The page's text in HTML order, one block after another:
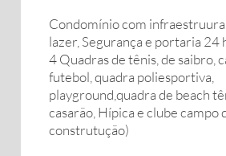
Condomínio com
lazer, Segurança e portaria 24
4 Quadras de tênis, de saibro,
futebol, quadra poliesportiva,
playground,quadra de beach
casarão, Hípica e clube campo
construtução)